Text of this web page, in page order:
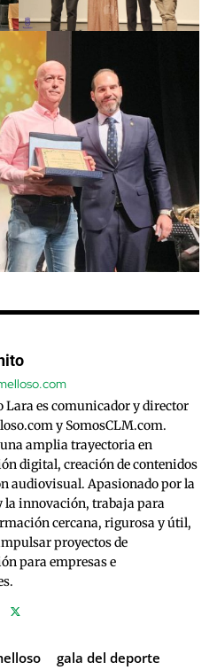
Lara es comunicador y director
y SomosCLM.com.
amplia trayectoria en
digital, creación de contenidos
audiovisual. Apasionado por la
la innovación, trabaja para
cercana, rigurosa y útil,
proyectos de
para empresas e
gala del deporte